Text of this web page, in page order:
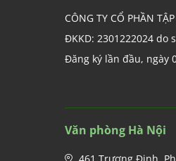
CÔNG TY CỔ PHẦN
ĐKKD: 2301222024 do
Đăng ký lần đầu, ngày
Văn phòng Hà Nội